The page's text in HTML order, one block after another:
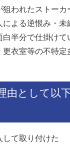
狙われたストーカ
による逆恨み・未
白半分で仕掛けて
更衣室等の不特定
由として以
して取り付けた